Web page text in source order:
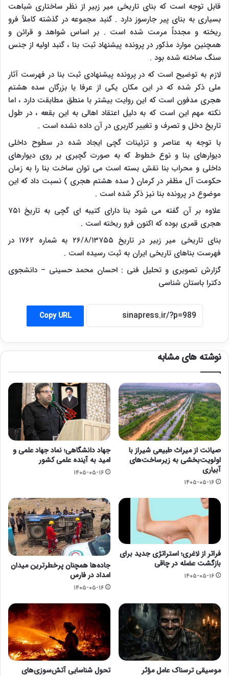
قابل توجه است که بنای تاریخی میر زبیر از نظر ساختاری شباهت
بسیاری به بنای پیر جارسوز دارد . گنبد مجموعه در گذشته کاملاً فرو
ریخته و مجدداً مرمت شده است . بر اساس شواهد و قرائن و
همچنین موارد مذکور در پرونده پیشنهاد ثبت بنا ، گنبد اولیه از جنس
سنگ ساخته شده بود .
لازم به توضیح است که در پرونده پیشنهادی ثبت بنا در فهرست آثار
ملی ذکر شده که در این مکان یکی از عرفا یا بزرگان سده هشتم
هجری مدفون است که این روایت بیشتر با منطق مطابقت دارد ، اما
نکته مهم این است که به دلیل اعتقاد اهالی به این بقعه ، در طول
تاریخ دخل و تصرف و تغییر کاربری در آن داده نشده است .
با توجه به عناصر و تزئینات گچی ایجاد شده در سطوح داخلی
دیوارهای بنا و نوع خطوط که به صورت گچبری بر روی دیوارهای
داخلی و محراب بنا نقش بسته است می توان ساخت بنا را به زمان
حکومت آل مظفر در کرمان ( سده هشتم هجری ) نسبت داد که این
موضوع در پرونده بنا نیز ذکر شده است .
علاوه بر آن گفته می شود بنا دارای کتیبه ای گچی به تاریخ ۷۵۱
هجری قمری بوده که اکنون فرو ریخته است .
بنای تاریخی میر زبیر در تاریخ ۲۶/۸/۱۳۷۵۵ به شماره ۱۷۶۲ در
فهرست بناهای تاریخی ایران به ثبت رسیده است .
گزارش تصویری و تحلیل فنی : احسان محمد حسینی – دانشجوی
دکترا باستان شناسی
Copy URL
نوشته های مشابه
صیانت از میراث طبیعی شیراز با
اولویت‌بخشی به زیرساخت‌های
آبیاری
۱۴۰۵-۰۵-۱۶
جهاد دانشگاهی؛ نماد جهاد علمی و
امید به آینده علمی کشور
۱۴۰۵-۰۵-۱۶
فراتر از لاغری؛ استراتژی جدید برای
بازگشت عضله در چاقی
۱۴۰۵-۰۵-۱۶
جاده‌ها همچنان پرخطرترین میدان
امداد در فارس
۱۴۰۵-۰۵-۱۶
موسیقی ترسناک عامل مؤثر
تحول شناسایی آتش‌سوزی‌های